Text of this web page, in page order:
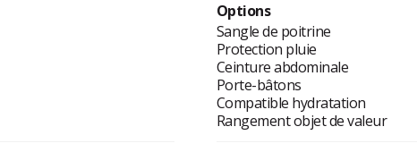
Options
Sangle de poitrine
Protection pluie
Ceinture abdominale
Porte-bâtons
Compatible hydratation
Rangement objet de valeur